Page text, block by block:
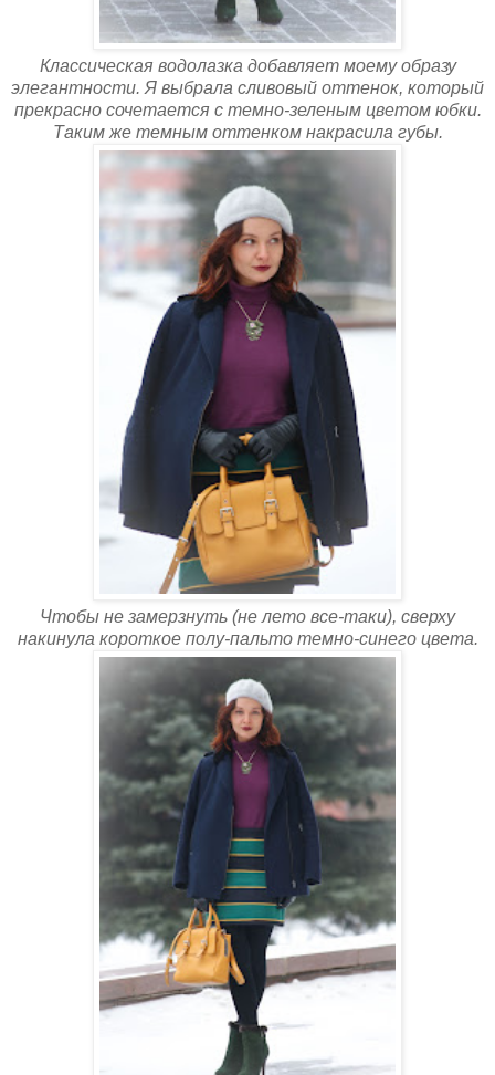
Классическая водолазка добавляет моему образу
элегантности. Я выбрала сливовый оттенок, который
прекрасно сочетается с темно-зеленым цветом юбки.
Таким же темным оттенком накрасила губы.
Чтобы не замерзнуть (не лето все-таки), сверху
накинула короткое полу-пальто темно-синего цвета.